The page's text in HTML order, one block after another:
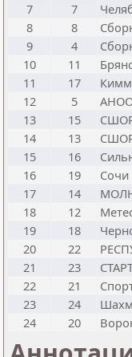
7
7
8
8
9
4
10
11
11
17
12
5
АНОО
13
15
СШОР
14
13
15
16
16
19
Сочи
17
14
18
12
19
18
20
22
21
23
22
21
23
24
24
20